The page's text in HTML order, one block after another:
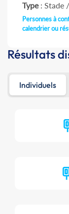
Type: Stade
Personnes à
calendrier ou
Résultats
Individuels